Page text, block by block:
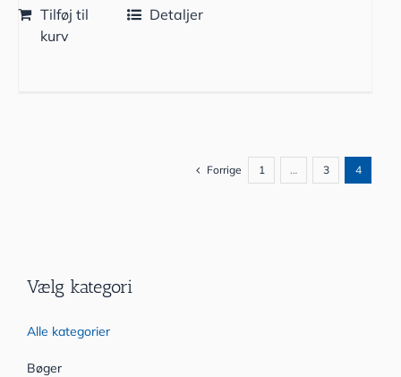
Tilføj til
kurv
Detaljer
Forrige 1 … 3 4
Vælg kategori
Alle kategorier
Bøger